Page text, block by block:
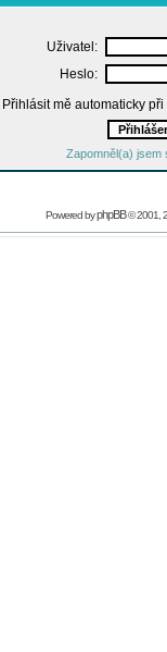
Uživatel:
Heslo:
Přihlásit mě automaticky
Zapomněl(a) jsem
Powered byphpBB© 2001,